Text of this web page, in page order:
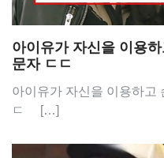
아이유가 자신을 이용
문자 ㄷㄷ
아이유가 자신을 이용하고
ㄷ […]